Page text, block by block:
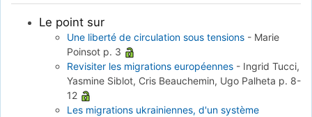
Le point sur
Une liberté de circulation sous tensions - Marie
Poinsot p. 3
Revisiter les migrations européennes - Ingrid Tucci,
Yasmine Siblot, Cris Beauchemin, Ugo Palheta p. 8-
12
Les migrations ukrainiennes, d'un système